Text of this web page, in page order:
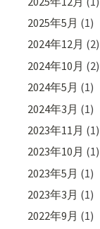
2025年5月 (1)
2024年12月 (2)
2024年10月 (2)
2024年5月 (1)
2024年3月 (1)
2023年11月 (1)
2023年10月 (1)
2023年5月 (1)
2023年3月 (1)
2022年9月 (1)